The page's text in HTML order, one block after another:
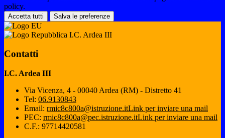
policy.
Accetta tutti Salva le preferenze
I.C. Ardea III
Contatti
I.C. Ardea III
Via Vicenza, 4 - 00040 Ardea (RM) - Distretto 41
Tel: 06.9130843
Email: rmic8c800a@istruzione.itLink per inviare una mail
PEC: rmic8c800a@pec.istruzione.itLink per inviare una mail
C.F.: 97714420581